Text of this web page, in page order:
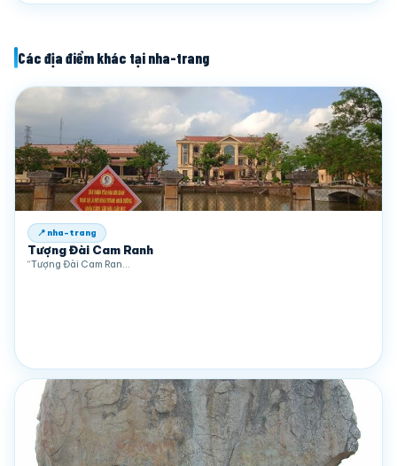
Các địa điểm khác tại nha-trang
📍 nha-trang
Tượng Đài Cam Ranh
“Tượng Đài Cam Ran…